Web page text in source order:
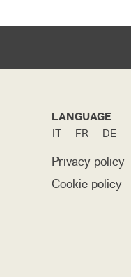
LANGUAGE
IT FR DE
Privacy policy
Cookie policy